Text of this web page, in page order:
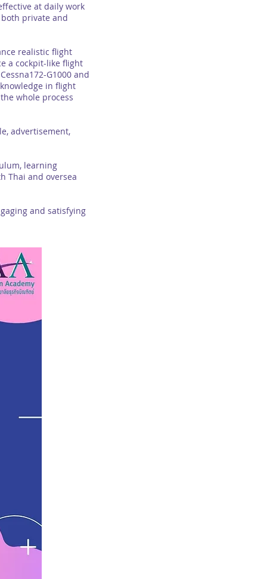
at daily work
private and
realistic flight
a cockpit-like flight
G1000 and
in flight
whole process
advertisement,
learning
Thai and oversea
and satisfying